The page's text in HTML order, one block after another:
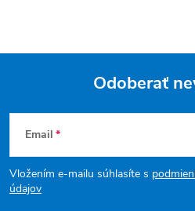
Z
á
p
Odoberať
Email
Vložením e-mailu súhlasíte s
údajov